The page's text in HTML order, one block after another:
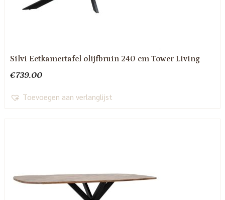
Silvi Eetkamertafel olijfbruin 240 cm Tower Living
€739.00
Toevoegen aan verlanglijst